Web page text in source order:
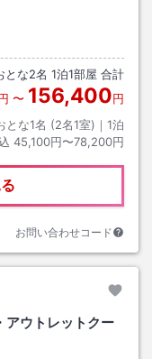
とな2名 1泊1部屋 合計
〜 156,400円
とな1名 (2名1室)｜ 1泊
45,100円〜78,200円
お問い合わせコード
ウトレットクー